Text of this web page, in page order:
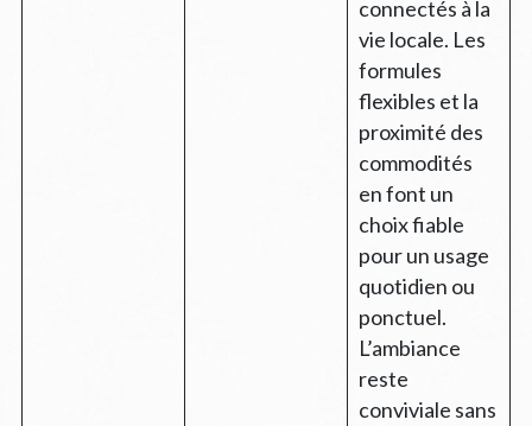
connectés à la
vie locale. Les
formules
flexibles et la
proximité des
commodités
en font un
choix fiable
pour un usage
quotidien ou
ponctuel.
L’ambiance
reste
conviviale sans